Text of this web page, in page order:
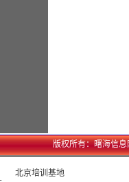
版权所有：曙海信息
北京培训基地